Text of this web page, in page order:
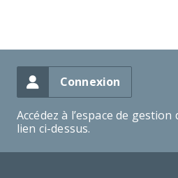
Connexion
Accédez à l’espace de
lien ci-dessus.